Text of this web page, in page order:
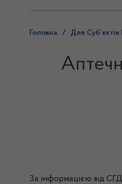
Головна / Для
За інформацією від